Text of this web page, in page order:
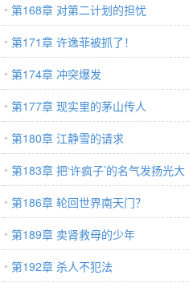
第168章 对第二计划的担忧
第171章 许逸菲被抓了！
第174章 冲突爆发
第177章 现实里的茅山传人
第180章 江静雪的请求
第183章 把‘许疯子’的名气发扬光大
第186章 轮回世界南天门？
第189章 卖肾救母的少年
第192章 杀人不犯法